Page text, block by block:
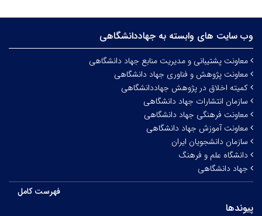
وب سایت های وابسته به جهاددانشگاهی
معاونت پشتیبانی و مدیریت منابع جهاد دانشگاهی
معاونت پژوهش و فناوری جهاد دانشگاهی
کمیته اخلاق در پژوهش جهاددانشگاهی
سازمان انتشارات جهاد دانشگاهی
معاونت فرهنگی جهاد دانشگاهی
معاونت آموزش جهاد دانشگاهی
سازمان دانشجویان ایران
دانشگاه علم و فرهنگ
جهاد دانشگاهی
فهرست کامل
پیوندها